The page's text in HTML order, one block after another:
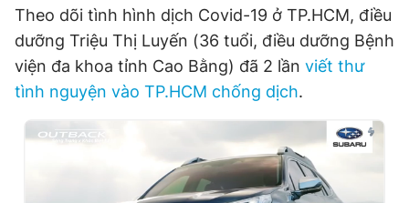
Theo dõi tình hình dịch Covid-19 ở TP.HCM, điều
dưỡng Triệu Thị Luyến (36 tuổi, điều dưỡng Bệnh
viện đa khoa tỉnh Cao Bằng) đã 2 lần viết thư
tình nguyện vào TP.HCM chống dịch.